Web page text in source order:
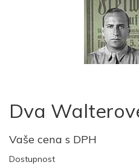
Dva
Vaše cena s DPH
Dostupnost